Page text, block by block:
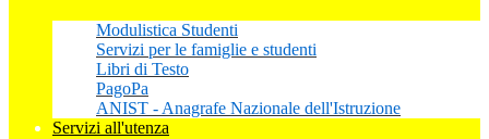
Modulistica Studenti
Servizi per le famiglie e studenti
Libri di Testo
PagoPa
ANIST - Anagrafe Nazionale dell'Istruzione
Servizi all'utenza